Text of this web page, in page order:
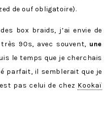
de ouf obligatoire).
box braids, j’ai envie de
90s, avec souvent, une
le temps que je cherchais
parfait, il semblerait que je
pas celui de chez Kookaï